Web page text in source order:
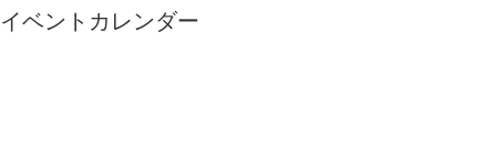
イベントカレンダー